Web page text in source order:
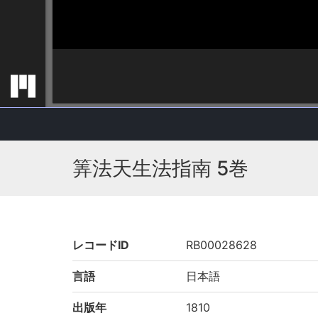
筭法天生法指南 5巻
レコードID RB00028628
言語 日本語
出版年 1810